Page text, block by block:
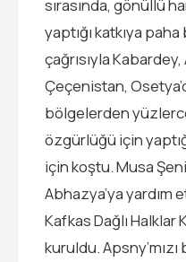
sırasında, gönüllü
yaptığı katkıya
çağrısıyla
Çeçenistan,
bölgelerden
özgürlüğü için
için koştu. Musa
Abhazya’ya yardım
Kafkas Dağlı
kuruldu.